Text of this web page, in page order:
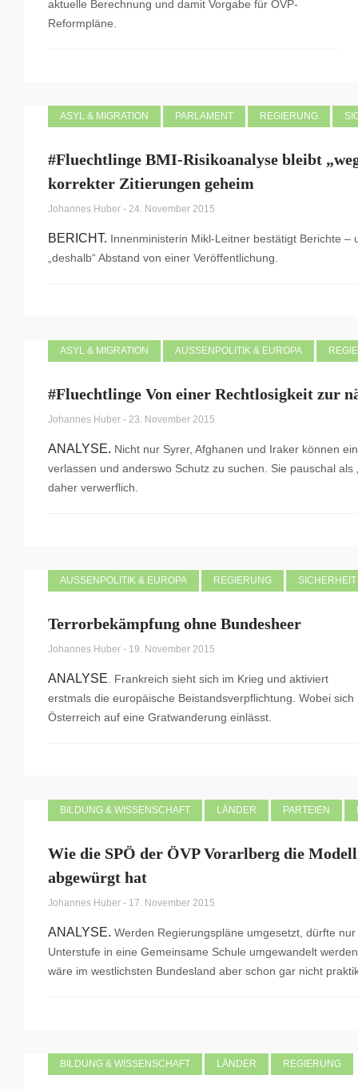
aktuelle Berechnung und damit Vorgabe für ÖVP-
Reformpläne.
ASYL & MIGRATION PARLAMENT REGIERUNG
#Fluechtlinge BMI-Risikoanalyse bleibt
korrekter Zitierungen geheim
Johannes Huber - 24. November 2015
BERICHT. Innenministerin Mikl-Leitner bestätigt Berichte –
„deshalb“ Abstand von einer Veröffentlichung.
ASYL & MIGRATION AUSSENPOLITIK & EUROPA
#Fluechtlinge Von einer Rechtlosigkeit zur
Johannes Huber - 23. November 2015
ANALYSE. Nicht nur Syrer, Afghanen und Iraker können
verlassen und anderswo Schutz zu suchen. Sie pauschal als
daher verwerflich.
AUSSENPOLITIK & EUROPA REGIERUNG SICHERHEIT
Terrorbekämpfung ohne Bundesheer
Johannes Huber - 19. November 2015
ANALYSE . Frankreich sieht sich im Krieg und aktiviert
erstmals die europäische Beistandsverpflichtung. Wobei sich
Österreich auf eine Gratwanderung einlässt.
BILDUNG & WISSENSCHAFT LÄNDER PARTEIEN
Wie die SPÖ der ÖVP Vorarlberg die
abgewürgt hat
Johannes Huber - 17. November 2015
ANALYSE. Werden Regierungspläne umgesetzt, dürfte nur
Unterstufe in eine Gemeinsame Schule umgewandelt
wäre im westlichsten Bundesland aber schon gar nicht
BILDUNG & WISSENSCHAFT LÄNDER REGIERUNG